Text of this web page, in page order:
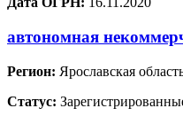
автономная
Регион: Ярославская
Статус: